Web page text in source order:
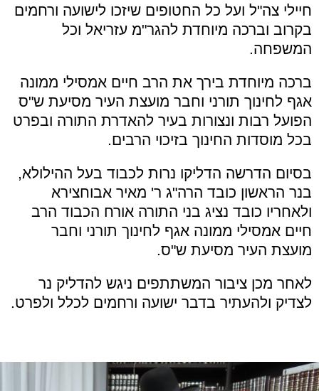
חיילי צה"ל ועל כל החטופים שיזכו לישועה ורחמים
בקרוב וברכה מיוחדת להגר"מ עזריאל וכל
המשפחה.
ברכה מיוחדת בירך את הרב חיים אמסילי ממונה
אגף לחינוך תורני וחבר מועצת העיר מסיעת ש"ס
הפועל רבות ונצורות בעיר להאדרת התורה ובפרט
בכל מוסדות החינוך בזיכוי הרבים.
בסיום הדרשה הדליקו נרות לכבוד בעל ההילולא,
בנר הראשון כובד הרה"ג ר' מאיר אבוחצירא
ולאחריו כובד נציג בני התורה אורח הכבוד הרב
חיים אמסילי ממונה אגף לחינוך תורני וחבר
מועצת העיר מסיעת ש"ס.
לאחר מכן ציבור המשתתפים ניגש להדליק נר
לצדיק ולהעתיר בדבר ישועה ורחמים לכלל ולפרט.